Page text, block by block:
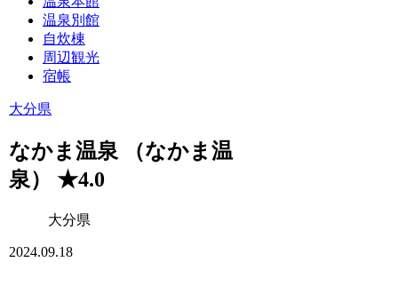
温泉別館
自炊棟
周辺観光
宿帳
大分県
なかま温泉 （なかま温
泉） ★4.0
大分県
2024.09.18